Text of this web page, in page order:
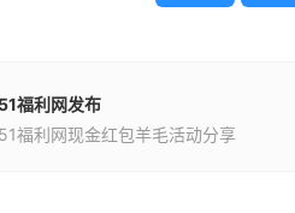
福利网发布
福利网现金红包羊毛活动分享